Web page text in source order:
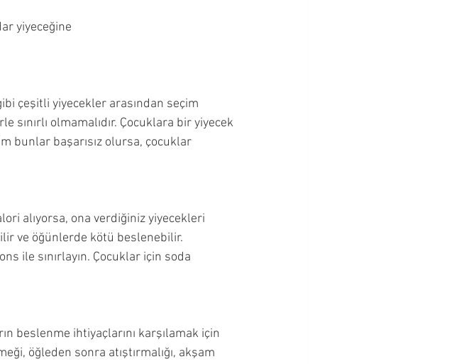
yiyeceğine
çeşitli yiyecekler arasından seçim
sınırlı olmamalıdır. Çocuklara bir yiyecek
bunlar başarısız olursa, çocuklar
alıyorsa, ona verdiğiniz yiyecekleri
ve öğünlerde kötü beslenebilir.
ile sınırlayın. Çocuklar için soda
beslenme ihtiyaçlarını karşılamak için
öğleden sonra atıştırmalığı, akşam